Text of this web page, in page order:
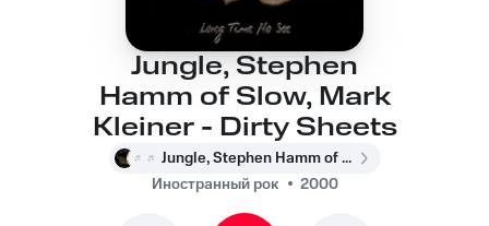
Jungle, Stephen
Hamm of Slow, Mark
Kleiner - Dirty Sheets
Jungle, Stephen Hamm of Slow, Mark Kleiner
Иностранный рок
2000